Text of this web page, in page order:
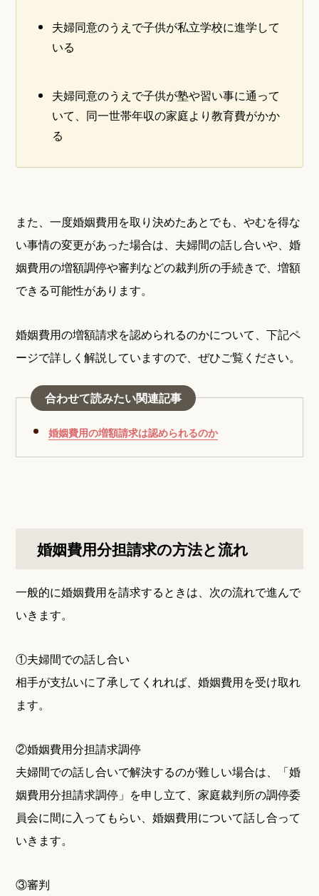
夫婦同意のうえで子供が私立学校に進学して
いる
夫婦同意のうえで子供が塾や習い事に通って
いて、同一世帯年収の家庭より教育費がかか
る
また、一度婚姻費用を取り決めたあとでも、やむを得な
い事情の変更があった場合は、夫婦間の話し合いや、婚
姻費用の増額調停や審判などの裁判所の手続きで、増額
できる可能性があります。
婚姻費用の増額請求を認められるのかについて、下記ペ
ージで詳しく解説していますので、ぜひご覧ください。
合わせて読みたい関連記事
婚姻費用の増額請求は認められるのか
婚姻費用分担請求の方法と流れ
一般的に婚姻費用を請求するときは、次の流れで進んで
いきます。
①夫婦間での話し合い
相手が支払いに了承してくれれば、婚姻費用を受け取れ
ます。
②婚姻費用分担請求調停
夫婦間での話し合いで解決するのが難しい場合は、「婚
姻費用分担請求調停」を申し立て、家庭裁判所の調停委
員会に間に入ってもらい、婚姻費用について話し合って
いきます。
③審判